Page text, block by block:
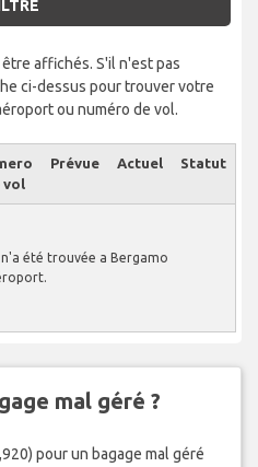
affichés. S'il n'est pas
ci-dessus pour trouver votre
ou numéro de vol.
vol
Prévue Actuel Statut
été trouvée a Bergamo
mal géré ?
pour un bagage mal géré